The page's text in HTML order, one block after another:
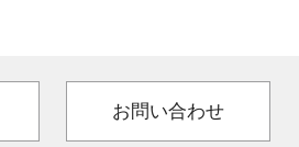
お問い合わせ